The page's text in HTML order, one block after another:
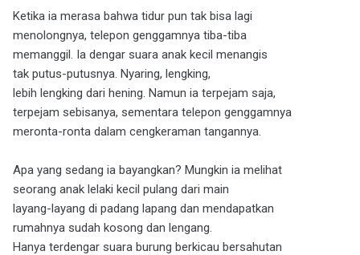
Ketika ia merasa bahwa tidur pun tak bisa lagi
menolongnya, telepon genggamnya tiba-tiba
memanggil. Ia dengar suara anak kecil menangis
tak putus-putusnya. Nyaring, lengking,
lebih lengking dari hening. Namun ia terpejam saja,
terpejam sebisanya, sementara telepon genggamnya
meronta-ronta dalam cengkeraman tangannya.
Apa yang sedang ia bayangkan? Mungkin ia melihat
seorang anak lelaki kecil pulang dari main
layang-layang di padang lapang dan mendapatkan
rumahnya sudah kosong dan lengang.
Hanya terdengar suara burung berkicau bersahutan